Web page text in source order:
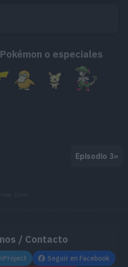
o especiales
Episodio 3»
/ Contacto
Seguir en Facebook